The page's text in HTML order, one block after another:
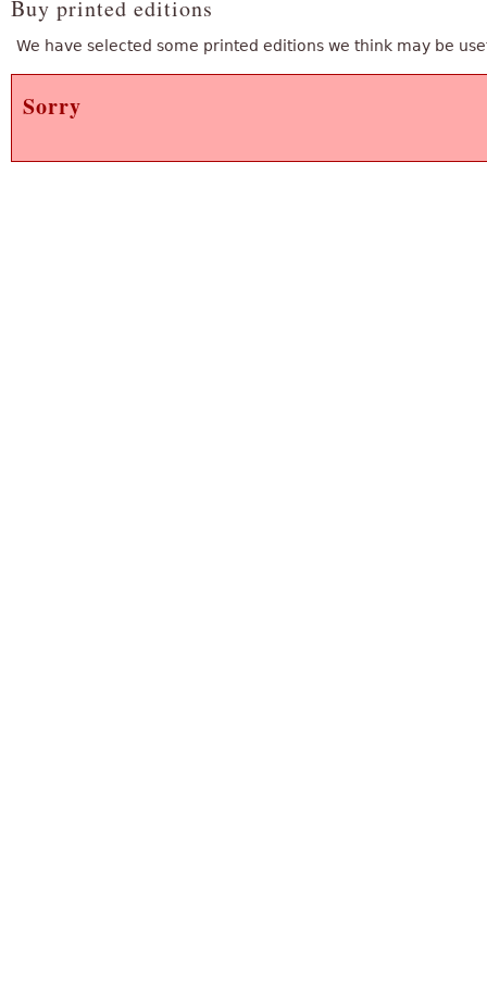
Buy printed editions
We have selected some printed editions we think may be
Sorry